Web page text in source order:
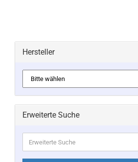
Hersteller
Erweiterte Suche
Suche